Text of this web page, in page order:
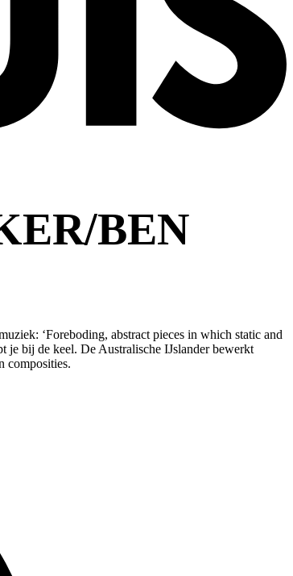
BEN
‘Foreboding, abstract pieces in which static and
je bij de keel. De Australische IJslander bewerkt
composities.